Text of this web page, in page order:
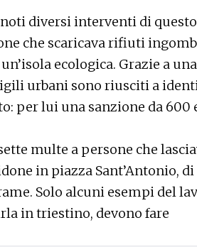
diversi interventi di questo
che scaricava rifiuti
ecologica. Grazie a una
urbani sono riusciti a
per lui una sanzione da 600
multe a persone che
in piazza Sant’Antonio,
Solo alcuni esempi del
in triestino, devono fare